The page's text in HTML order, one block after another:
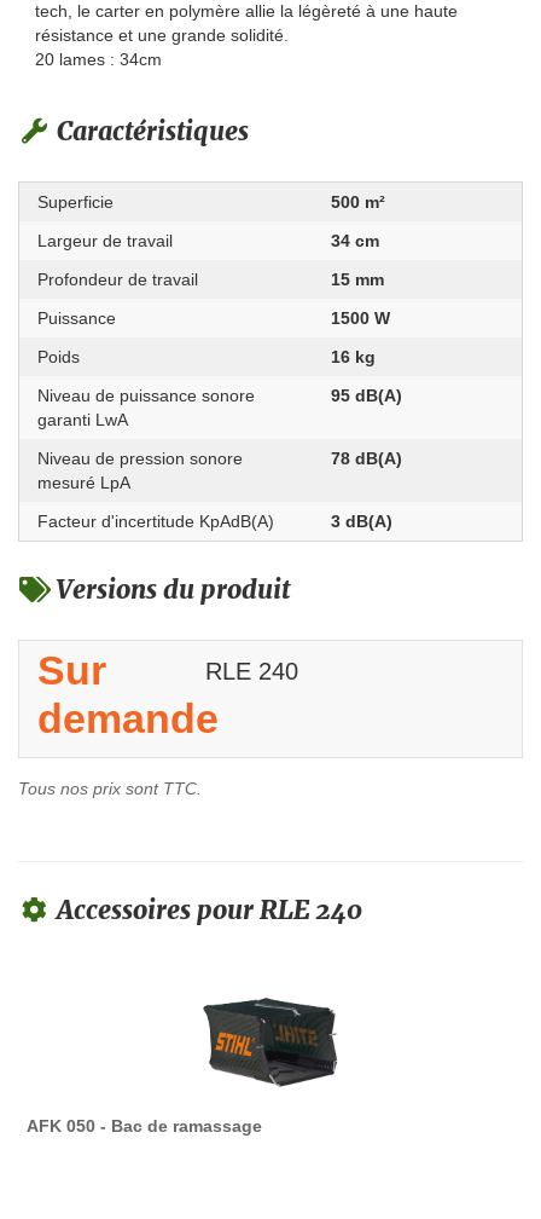
tech, le carter en polymère allie la légèreté à une haute
résistance et une grande solidité.
20 lames : 34cm
Caractéristiques
Superficie
500 m²
Largeur de travail
34 cm
Profondeur de travail
15 mm
Puissance
1500 W
Poids
16 kg
Niveau de puissance sonore
garanti LwA
95 dB(A)
Niveau de pression sonore
mesuré LpA
78 dB(A)
Facteur d'incertitude KpAdB(A) 3 dB(A)
Versions du produit
Sur
demande
RLE 240
Tous nos prix sont TTC.
Accessoires pour RLE 240
AFK 050 - Bac de ramassage